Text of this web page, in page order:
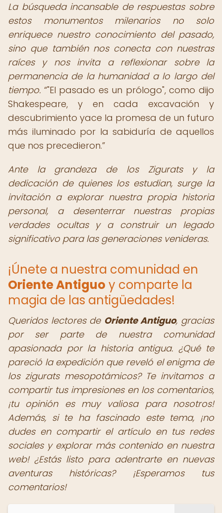
La búsqueda incansable de respuestas sobre
estos monumentos milenarios no solo
enriquece nuestro conocimiento del pasado,
sino que también nos conecta con nuestras
raíces y nos invita a reflexionar sobre la
permanencia de la humanidad a lo largo del
tiempo. "El pasado es un prólogo", como dijo
Shakespeare, y en cada excavación y
descubrimiento yace la promesa de un futuro
más iluminado por la sabiduría de aquellos
que nos precedieron.
Ante la grandeza de los Zigurats y la
dedicación de quienes los estudian, surge la
invitación a explorar nuestra propia historia
personal, a desenterrar nuestras propias
verdades ocultas y a construir un legado
significativo para las generaciones venideras.
¡Únete a nuestra comunidad en
Oriente Antiguo y comparte la
magia de las antigüedades!
Queridos lectores de Oriente Antiguo, gracias
por ser parte de nuestra comunidad
apasionada por la historia antigua. ¿Qué te
pareció la expedición que reveló el enigma de
los zigurats mesopotámicos? Te invitamos a
compartir tus impresiones en los comentarios,
¡tu opinión es muy valiosa para nosotros!
Además, si te ha fascinado este tema, ¡no
dudes en compartir el artículo en tus redes
sociales y explorar más contenido en nuestra
web! ¿Estás listo para adentrarte en nuevas
aventuras históricas? ¡Esperamos tus
comentarios!